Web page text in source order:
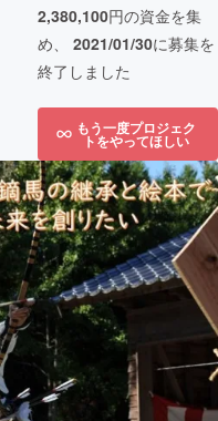
2,380,100円の資金を集
め、 2021/01/30に募集を
終了しました
もう一度プロジェク
トをやってほしい